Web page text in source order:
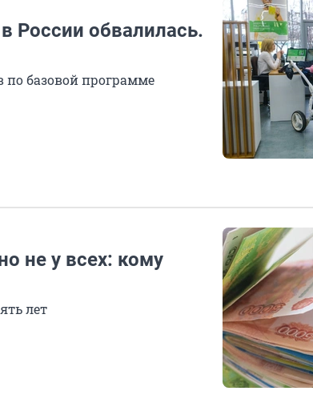
России обвалилась.
по базовой программе
не у всех: кому
лет